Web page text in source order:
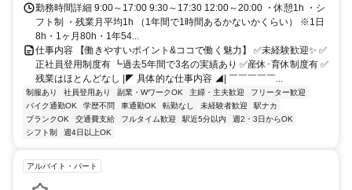
勤務時間詳細 9:00～17:00 9:30～17:30 12:00～20:00 ・休憩1h ・シ
フト制 ・残業月平均1h （1年間で1時間あるかないかくらい） ※1日
8h・1ヶ月80h・1年54...
仕事内容 【働きやすいポイント&ココで働く魅力】 ✅未経験歓迎✨ ✅
正社員登用制度有 ┗過去5年間で3名の実績あり ✅産休･育休制度有 ✅
残業はほとんどなし |◤ 具体的な仕事内容 ◢| ￣￣￣￣￣...
制服あり 社員登用あり 副業・WワークOK 主婦・主夫歓迎
フリーター歓迎
バイク通勤OK
学歴不問 車通勤OK 転勤なし 未経験者歓迎
駅ナカ
ブランクOK
交通費支給 フルタイム歓迎 駅近5分以内
週2・3日からOK
シフト制
週4日以上OK
アルバイト・パート